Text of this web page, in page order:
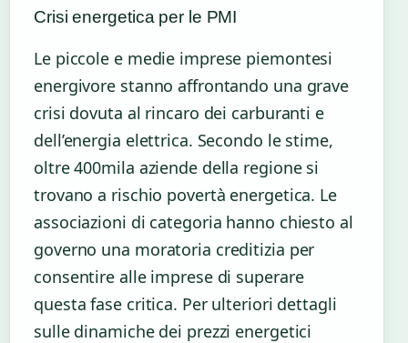
Crisi energetica per le PMI
Le piccole e medie imprese piemontesi
energivore stanno affrontando una grave
crisi dovuta al rincaro dei carburanti e
dell’energia elettrica. Secondo le stime,
oltre 400mila aziende della regione si
trovano a rischio povertà energetica. Le
associazioni di categoria hanno chiesto al
governo una moratoria creditizia per
consentire alle imprese di superare
questa fase critica. Per ulteriori dettagli
sulle dinamiche dei prezzi energetici